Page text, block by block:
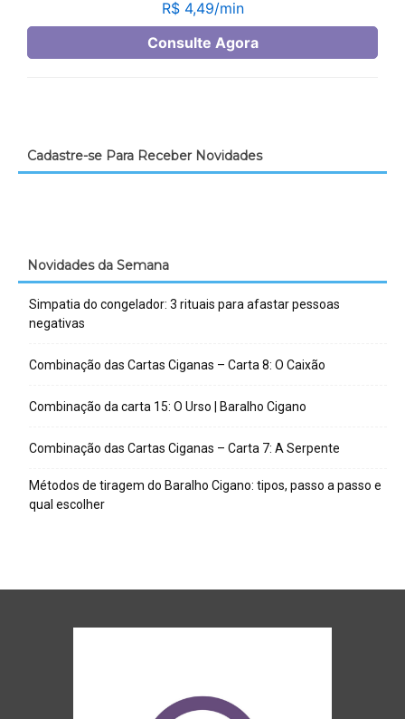
Cadastre-se Para Receber Novidades
Novidades da Semana
Simpatia do congelador: 3 rituais para afastar pessoas
negativas
Combinação das Cartas Ciganas – Carta 8: O Caixão
Combinação da carta 15: O Urso | Baralho Cigano
Combinação das Cartas Ciganas – Carta 7: A Serpente
Métodos de tiragem do Baralho Cigano: tipos, passo a passo e
qual escolher